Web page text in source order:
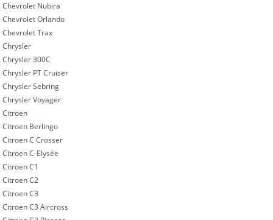
Chevrolet Nubira
Chevrolet Orlando
Chevrolet Trax
Chrysler
Chrysler 300C
Chrysler PT Cruiser
Chrysler Sebring
Chrysler Voyager
Citroen
Citroen Berlingo
Citroen C Crosser
Citroen C-Elysée
Citroen C1
Citroen C2
Citroen C3
Citroen C3 Aircross